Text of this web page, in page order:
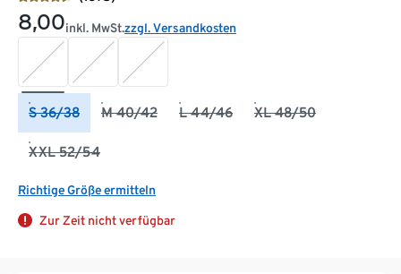
8,00inkl. MwSt.zzgl. Versandkosten
S 36/38 M 40/42 L 44/46 XL 48/50
XXL 52/54
Richtige Größe ermitteln
Zur Zeit nicht verfügbar